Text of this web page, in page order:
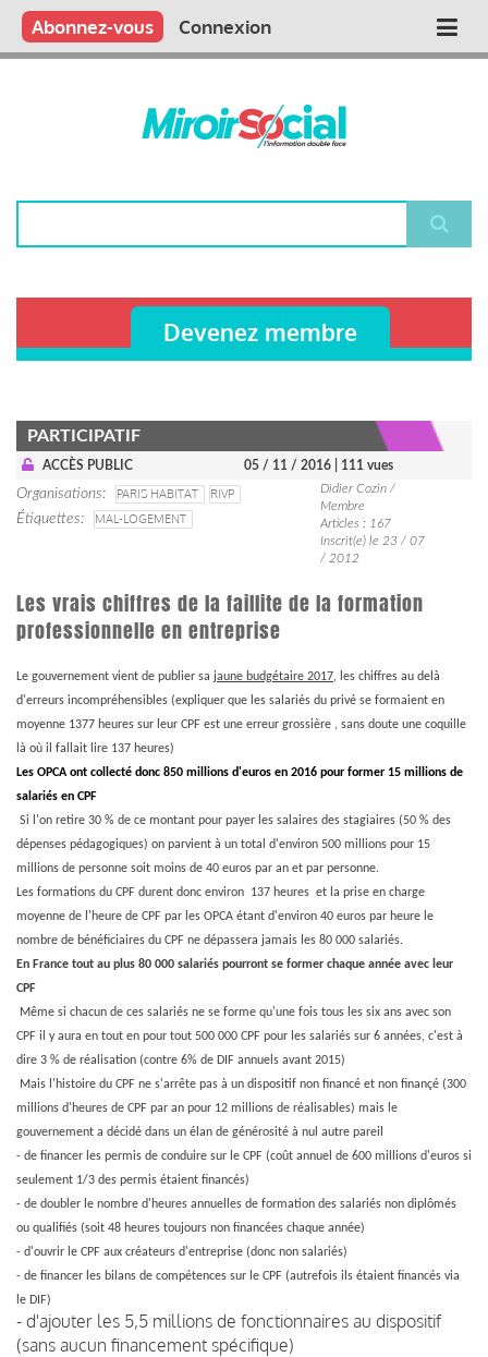
Aller
contenu
Main
Qui sommes nous ?
Vous publiez
Nous publions
Contactez-nous
Abonnez-vous Connexion
Devenez membre
PARTICIPATIF
ACCÈS PUBLIC 05 / 11 / 2016 | 111 vues
Organisations PARIS HABITAT
RIVP
Étiquettes
MAL-LOGEMENT
Didier Cozin /
Membre
Articles : 167
Inscrit(e) le 23 / 07
/ 2012
Les vrais chiffres de la faillite de la formation
professionnelle en entreprise
Le gouvernement vient de publier sa jaune budgétaire 2017, les chiffres au delà
d'erreurs incompréhensibles (expliquer que les salariés du privé se formaient en
moyenne 1377 heures sur leur CPF est une erreur grossière , sans doute une coquille
là où il fallait lire 137 heures)
Les OPCA ont collecté donc 850 millions d'euros en 2016 pour former 15 millions de
salariés en CPF
Si l'on retire 30 % de ce montant pour payer les salaires des stagiaires (50 % des
dépenses pédagogiques) on parvient à un total d'environ 500 millions pour 15
millions de personne soit moins de 40 euros par an et par personne.
Les formations du CPF durent donc environ 137 heures et la prise en charge
moyenne de l'heure de CPF par les OPCA étant d'environ 40 euros par heure le
nombre de bénéficiaires du CPF ne dépassera jamais les 80 000 salariés.
En France tout au plus 80 000 salariés pourront se former chaque année avec leur
CPF
Même si chacun de ces salariés ne se forme qu'une fois tous les six ans avec son
CPF il y aura en tout en pour tout 500 000 CPF pour les salariés sur 6 années, c'est à
dire 3 % de réalisation (contre 6% de DIF annuels avant 2015)
Mais l'histoire du CPF ne s'arrête pas à un dispositif non financé et non finançé (300
millions d'heures de CPF par an pour 12 millions de réalisables) mais le
gouvernement a décidé dans un élan de générosité à nul autre pareil
- de financer les permis de conduire sur le CPF (coût annuel de 600 millions d'euros si
seulement 1/3 des permis étaient financés)
- de doubler le nombre d'heures annuelles de formation des salariés non diplômés
ou qualifiés (soit 48 heures toujours non financées chaque année)
- d'ouvrir le CPF aux créateurs d'entreprise (donc non salariés)
- de financer les bilans de compétences sur le CPF (autrefois ils étaient financés via
le DIF)
- d'ajouter les 5,5 millions de fonctionnaires au dispositif
(sans aucun financement spécifique)